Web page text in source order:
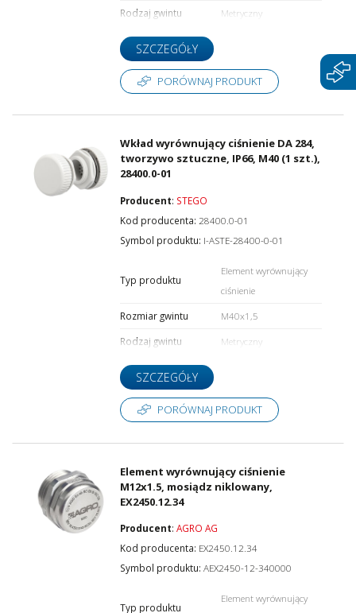
Rodzaj gwintu
Metryczny
SZCZEGÓŁY
PORÓWNAJ PRODUKT
Wkład wyrównujący ciśnienie DA 284,
tworzywo sztuczne, IP66, M40 (1 szt.),
28400.0-01
Producent: STEGO
Kod producenta: 28400.0-01
Symbol produktu: I-ASTE-28400-0-01
Typ produktu
Element wyrównujący
ciśnienie
Rozmiar gwintu
M40x1,5
Rodzaj gwintu
Metryczny
SZCZEGÓŁY
PORÓWNAJ PRODUKT
Element wyrównujący ciśnienie
M12x1.5, mosiądz niklowany,
EX2450.12.34
Producent:AGRO AG
Kod producenta: EX2450.12.34
Symbol produktu:AEX2450-12-340000
Typ produktu
Element wyrównujący